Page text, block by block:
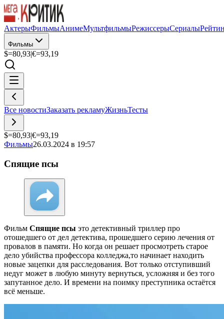
АктерыФильмыАнимеМультфильмыРежиссерыСериалы
Фильмы
$=80,93|€=93,19
Все новостиЗаказать рекламуЖизньТесты
$=80,93|€=93,19
Фильмы26.03.2024 в 19:57
Спящие псы
Фильм Спящие псы это детективный триллер про
отошедшего от дел детектива, прошедшего серию лечения от
провалов в памяти. Но когда он решает просмотреть старое
дело убийства профессора колледжа,то начинает находить
новые зацепки для расследования. Вот только отступивший
недуг может в любую минуту вернуться, усложняя и без того
запутанное дело. И времени на поимку преступника остаётся
всё меньше.